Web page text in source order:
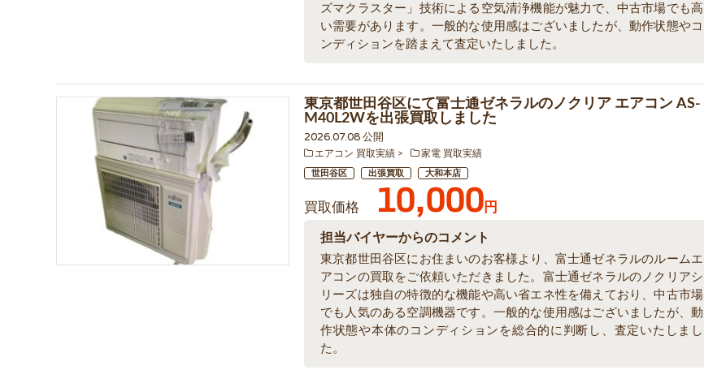
ズマクラスター」技術による空気清浄機能が魅力で、中古市場でも高
い需要があります。一般的な使用感はございましたが、動作状態やコ
ンディションを踏まえて査定いたしました。
東京都世田谷区にて富士通ゼネラルのノクリア エアコン AS-
M40L2Wを出張買取しました
2026.07.08 公開
エアコン 買取実績 家電 買取実績
世田谷区 出張買取 大和本店
買取価格 10,000円
担当バイヤーからのコメント
東京都世田谷区にお住まいのお客様より、富士通ゼネラルのルームエ
アコンの買取をご依頼いただきました。富士通ゼネラルのノクリアシ
リーズは独自の特徴的な機能や高い省エネ性を備えており、中古市場
でも人気のある空調機器です。一般的な使用感はございましたが、動
作状態や本体のコンディションを総合的に判断し、査定いたしまし
た。